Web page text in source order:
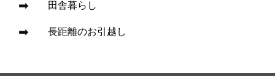
田舎暮らし
長距離のお引越し